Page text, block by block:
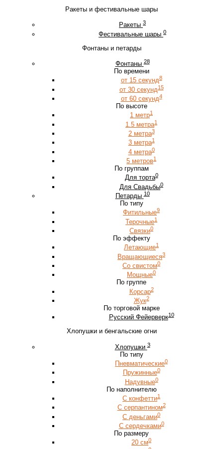
Ракеты и фестивальные шары
Ракеты 3
Фестивальные шары 0
Фонтаны и петарды
Фонтаны 28
По времени
от 15 секунд8
от 30 секунд15
от 60 секунд4
По высоте
1 метр1
1.5 метра1
2 метра3
3 метра1
4 метра0
5 метров1
По группам
Для торта0
Для Свадьбы0
Петарды 10
По типу
Фитильные9
Терочные1
Связки0
По эффекту
Летающие1
Вращающиеся3
Со свистом0
Мощные0
По группе
Корсар2
Жук2
По торговой марке
Русский Фейерверк10
Хлопушки и бенгальские огни
Хлопушки 3
По типу
Пневматические0
Пружинные0
Надувные0
По наполнителю
С конфетти1
С серпантином2
С деньгами0
С сердечками0
По размеру
20 см0